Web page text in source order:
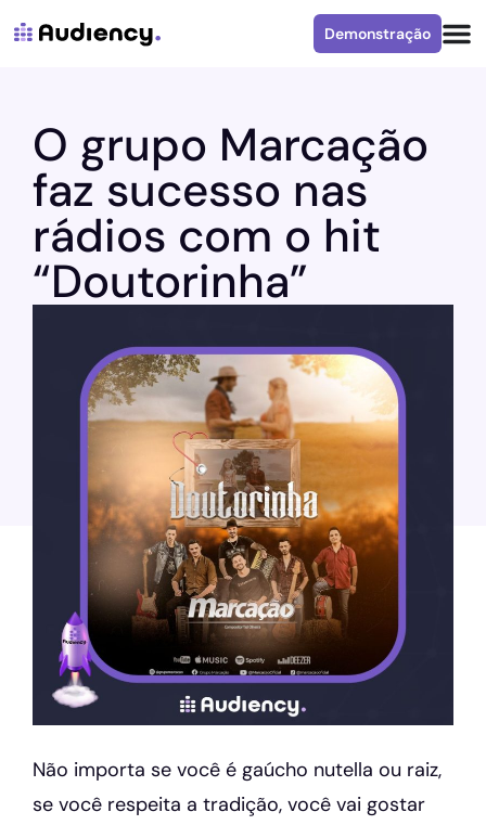
Demonstração
O grupo Marcação
faz sucesso nas
rádios com o hit
“Doutorinha”
Não importa se você é gaúcho nutella ou raiz,
se você respeita a tradição, você vai gostar